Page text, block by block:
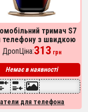
тримач S7
телефону з швидкою
зарядкою S7. Колір:
золотий
ДропЦіна:313 грн
Немає в наявності
для телефона